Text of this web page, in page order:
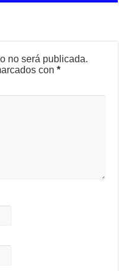
no será publicada.
con*